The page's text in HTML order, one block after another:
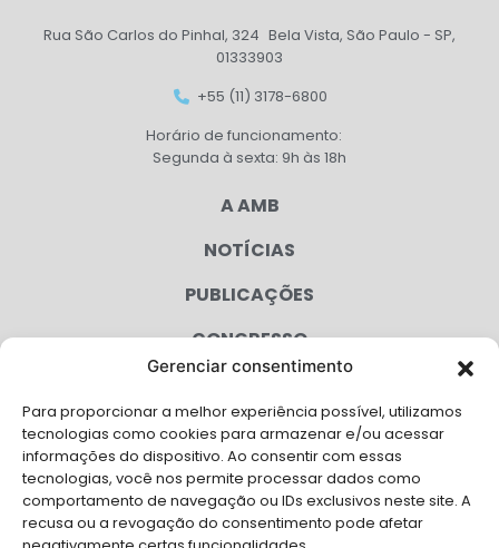
Gerenciar consentimento
Para proporcionar a melhor experiência possível, utilizamos
tecnologias como cookies para armazenar e/ou acessar
informações do dispositivo. Ao consentir com essas
tecnologias, você nos permite processar dados como
comportamento de navegação ou IDs exclusivos neste site. A
recusa ou a revogação do consentimento pode afetar
Rua São Carlos do Pinhal, 324 Bela Vista, São Paulo - SP,
01333903
+55 (11) 3178-6800
Horário de funcionamento:
Segunda à sexta: 9h às 18h
A AMB
NOTÍCIAS
PUBLICAÇÕES
CONGRESSO
CAMPANHAS
SERVIÇOS
FILIADAS